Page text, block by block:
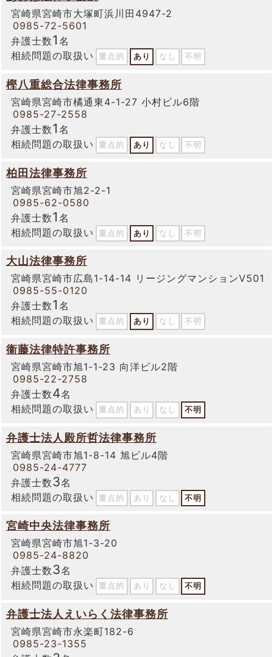
宮崎県宮崎市大塚町浜川田4947-2
0985-72-5601
弁護士数1 名
相続問題の取扱い
重点的 あり なし 不明
樫八重総合法律事務所
宮崎県宮崎市橘通東4-1-27 小村ビル6階
0985-27-2558
弁護士数1 名
相続問題の取扱い
重点的 あり なし 不明
柏田法律事務所
宮崎県宮崎市旭2-2-1
0985-62-0580
弁護士数1 名
相続問題の取扱い
重点的 あり なし 不明
大山法律事務所
宮崎県宮崎市広島1-14-14 リージングマンションⅤ501
0985-55-0120
弁護士数1 名
相続問題の取扱い
重点的 あり なし 不明
衞藤法律特許事務所
宮崎県宮崎市旭1-1-23 向洋ビル2階
0985-22-2758
弁護士数4名
相続問題の取扱い
重点的 あり なし 不明
弁護士法人殿所哲法律事務所
宮崎県宮崎市旭1-8-14 旭ビル4階
0985-24-4777
弁護士数3名
相続問題の取扱い
重点的 あり なし 不明
宮崎中央法律事務所
宮崎県宮崎市旭1-3-20
0985-24-8820
弁護士数3名
相続問題の取扱い
重点的 あり なし 不明
弁護士法人えいらく法律事務所
宮崎県宮崎市永楽町182-6
0985-23-1355